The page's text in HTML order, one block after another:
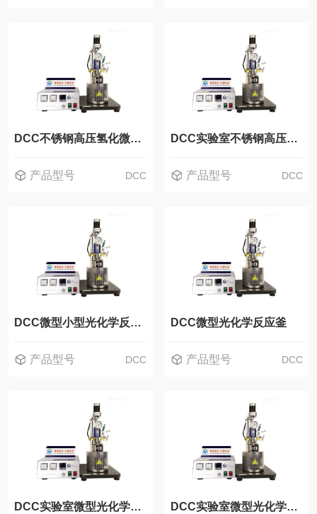
DCC不锈钢高压氢化微型小型反应釜反应器
产品型号 DCC
DCC实验室不锈钢高压氢化微型小型反应釜反应器
产品型号 DCC
DCC微型小型光化学反应釜
产品型号 DCC
DCC微型光化学反应釜
产品型号 DCC
DCC实验室微型光化学反应釜 DCC实验室微型光化学反应釜反应器